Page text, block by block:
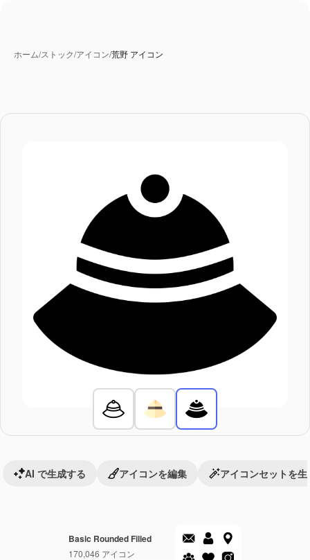
ホーム/ストック/アイコン/荒野 アイコン
Basic Rounded Filled
170,046 アイコン
AI で生成する アイコンを編集 アイコンセットを生